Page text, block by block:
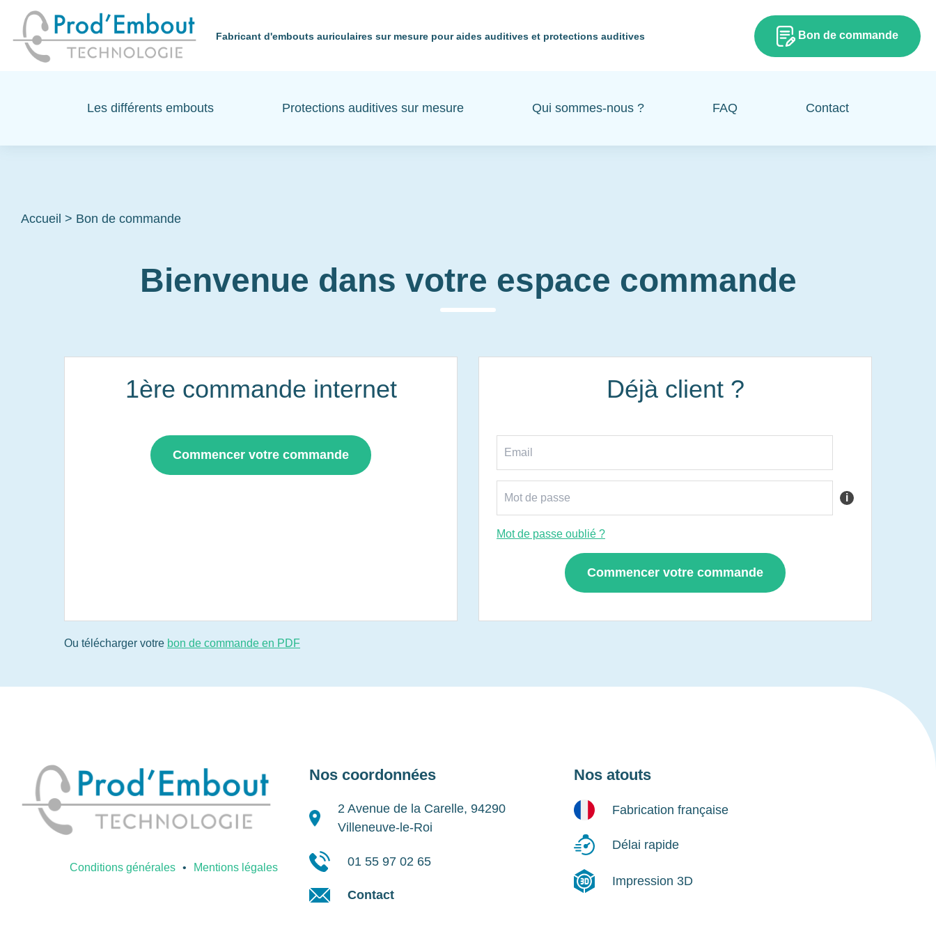
Fabricant d'embouts auriculaires sur mesure pour aides auditives et protections auditives Bon de commande
Les différents embouts Protections auditives sur mesure Qui sommes-nous ? FAQ Contact
Accueil > Bon de commande
Bienvenue dans votre espace commande
1ère commande internet
Commencer votre commande
Déjà client ?
i
Mot de passe oublié ?
Ou télécharger votre bon de commande en PDF
Conditions générales Mentions légales
Nos coordonnées
2 Avenue de la Carelle, 94290
Villeneuve-le-Roi
01 55 97 02 65
Contact
Nos atouts
Fabrication française
Délai rapide
Impression 3D